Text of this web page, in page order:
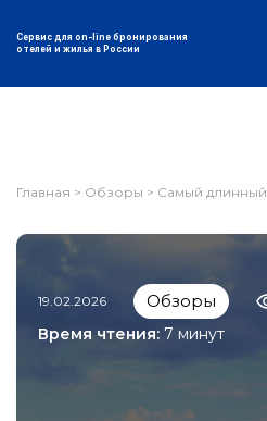
Сервис для on-line бронирования
отелей и жилья в России
Главная > Обзоры > Самый
19.02.2026 Обзоры
Время чтения: 7 минут